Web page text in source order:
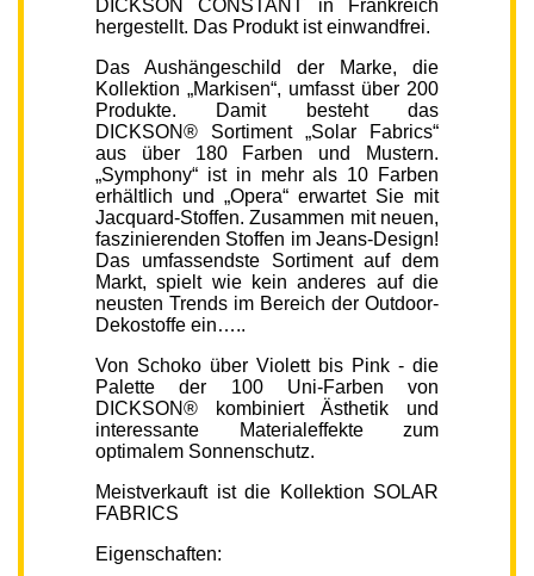
DICKSON CONSTANT in Frankreich
hergestellt. Das Produkt ist einwandfrei.
Das Aushängeschild der Marke, die
Kollektion „Markisen“, umfasst über 200
Produkte. Damit besteht das
DICKSON® Sortiment „Solar Fabrics“
aus über 180 Farben und Mustern.
„Symphony“ ist in mehr als 10 Farben
erhältlich und „Opera“ erwartet Sie mit
Jacquard-Stoffen. Zusammen mit neuen,
faszinierenden Stoffen im Jeans-Design!
Das umfassendste Sortiment auf dem
Markt, spielt wie kein anderes auf die
neusten Trends im Bereich der Outdoor-
Dekostoffe ein…..
Von Schoko über Violett bis Pink - die
Palette der 100 Uni-Farben von
DICKSON® kombiniert Ästhetik und
interessante Materialeffekte zum
optimalem Sonnenschutz.
Meistverkauft ist die Kollektion SOLAR
FABRICS
Eigenschaften: